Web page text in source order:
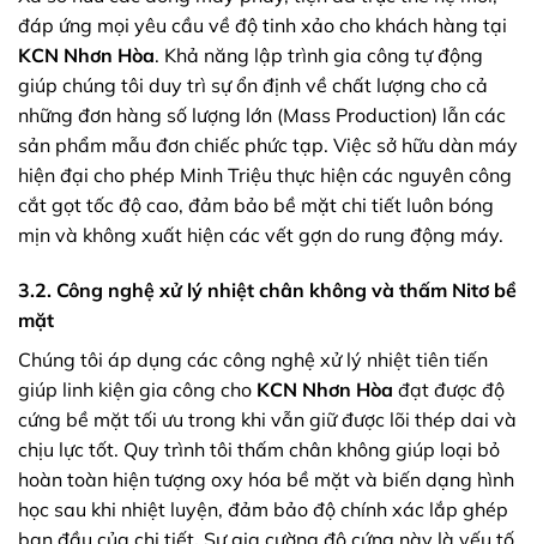
đáp ứng mọi yêu cầu về độ tinh xảo cho khách hàng tại
KCN Nhơn Hòa. Khả năng lập trình gia công tự động
giúp chúng tôi duy trì sự ổn định về chất lượng cho cả
những đơn hàng số lượng lớn (Mass Production) lẫn các
sản phẩm mẫu đơn chiếc phức tạp. Việc sở hữu dàn máy
hiện đại cho phép Minh Triệu thực hiện các nguyên công
cắt gọt tốc độ cao, đảm bảo bề mặt chi tiết luôn bóng
mịn và không xuất hiện các vết gợn do rung động máy.
3.2. Công nghệ xử lý nhiệt chân không và thấm Nitơ bề
mặt
Chúng tôi áp dụng các công nghệ xử lý nhiệt tiên tiến
giúp linh kiện gia công cho KCN Nhơn Hòa đạt được độ
cứng bề mặt tối ưu trong khi vẫn giữ được lõi thép dai và
chịu lực tốt. Quy trình tôi thấm chân không giúp loại bỏ
hoàn toàn hiện tượng oxy hóa bề mặt và biến dạng hình
học sau khi nhiệt luyện, đảm bảo độ chính xác lắp ghép